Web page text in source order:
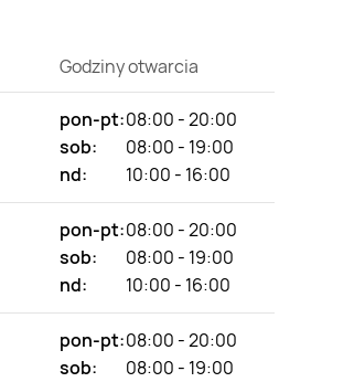
Godziny otwarcia
pon-pt:08:00 - 20:00
sob:
08:00 - 19:00
nd:
10:00 - 16:00
pon-pt:08:00 - 20:00
sob:
08:00 - 19:00
nd:
10:00 - 16:00
pon-pt:08:00 - 20:00
sob:
08:00 - 19:00